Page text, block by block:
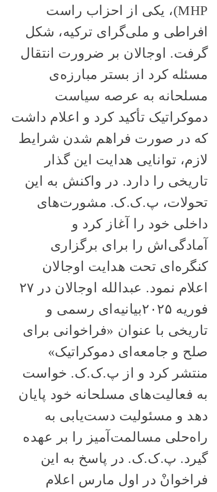
MHP)، یکی از احزاب راست
افراطی و ملی‌گرای ترکیه، شکل
گرفت. اوجالان بر ضرورت انتقال
مسئله کرد از بستر مبارزه‌ی
مسلحانه به عرصه سیاست
دموکراتیک تأکید کرد و اعلام داشت
که در صورت فراهم شدن شرایط
لازم، توانایی هدایت این گذار
تاریخی را دارد. در واکنش به این
تحولات، پ.ک.ک. مشورت‌های
داخلی خود را آغاز کرد و
آمادگی‌اش را برای برگزاری
کنگره‌ای تحت هدایت اوجالان
اعلام نمود. عبدالله اوجالان در ۲۷
فوریه ۲۰۲۵بیانیه‌ای رسمی و
تاریخی با عنوان «فراخوانی برای
صلح و جامعه‌ای دموکراتیک»
منتشر کرد و از پ.ک.ک. خواست
به فعالیت‌های مسلحانه خود پایان
دهد و مسئولیت دست‌یابی به
راه‌حلی مسالمت‌آمیز را بر عهده
گیرد. پ.ک.ک. در پاسخ به این
فراخوانْ در اول مارس اعلام